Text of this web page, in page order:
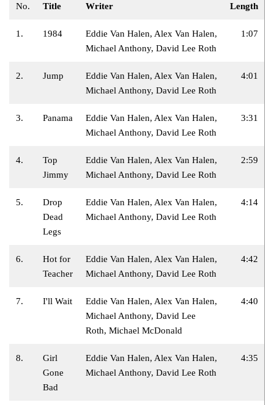
No. Title Writer Length
1. 1984
Eddie Van Halen, Alex Van Halen,
Michael Anthony, David Lee Roth
1:07
2. Jump
Eddie Van Halen, Alex Van Halen,
Michael Anthony, David Lee Roth
4:01
3. Panama
Eddie Van Halen, Alex Van Halen,
Michael Anthony, David Lee Roth
3:31
4.
Top
Jimmy
Eddie Van Halen, Alex Van Halen,
Michael Anthony, David Lee Roth
2:59
5.
Drop
Dead
Legs
Eddie Van Halen, Alex Van Halen,
Michael Anthony, David Lee Roth
4:14
6.
Hot for
Teacher
Eddie Van Halen, Alex Van Halen,
Michael Anthony, David Lee Roth
4:42
7. I'll Wait
Eddie Van Halen, Alex Van Halen,
Michael Anthony, David Lee
Roth, Michael McDonald
4:40
8.
Girl
Gone
Bad
Eddie Van Halen, Alex Van Halen,
Michael Anthony, David Lee Roth
4:35